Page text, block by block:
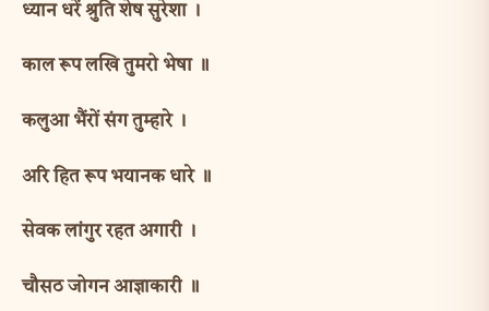
ध्यान धरें श्रुति शेष सुरेशा ।
काल रूप लखि तुमरो भेषा ॥
कलुआ भैंरों संग तुम्हारे ।
अरि हित रूप भयानक धारे ॥
सेवक लांगुर रहत अगारी ।
चौसठ जोगन आज्ञाकारी ॥